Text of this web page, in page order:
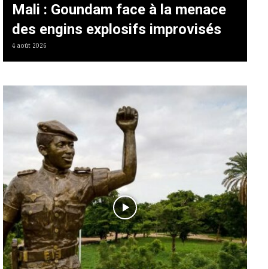
Mali : Goundam face à la menace
des engins explosifs improvisés
4 août 2026